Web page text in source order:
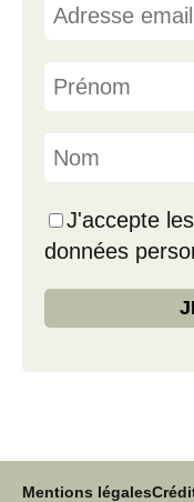
J'accepte
données
Mentions légales